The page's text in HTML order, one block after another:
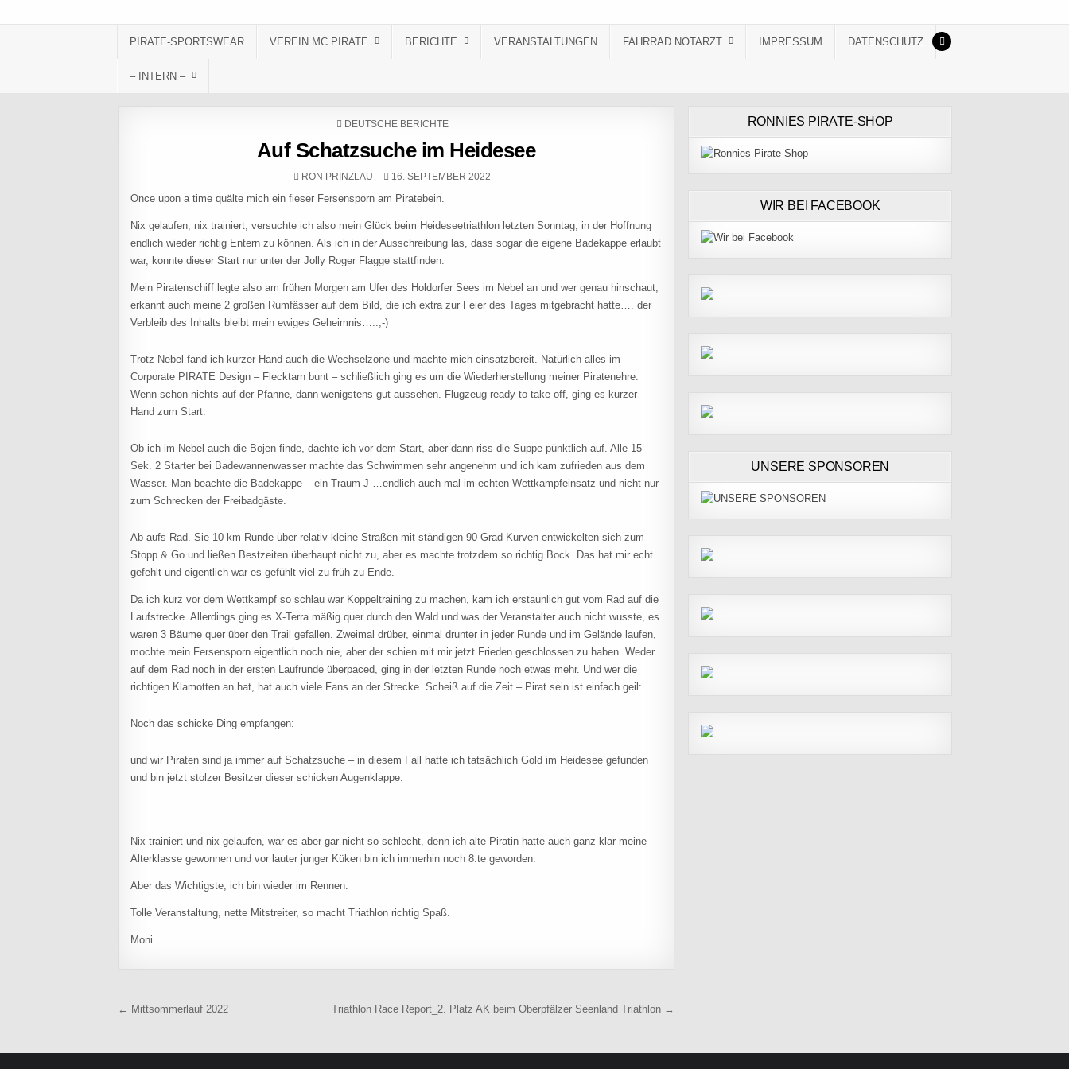
PIRATE-SPORTSWEAR VEREIN MC PIRATE BERICHTE VERANSTALTUNGEN FAHRRAD NOTARZT IMPRESSUM DATENSCHUTZ
– INTERN –
POSTED IN
DEUTSCHE BERICHTE
Auf Schatzsuche im Heidesee
AUTHOR:
RON PRINZLAU PUBLISHED DATE:
16. SEPTEMBER 2022
Once upon a time quälte mich ein fieser Fersensporn am Piratebein.
Nix gelaufen, nix trainiert, versuchte ich also mein Glück beim Heideseetriathlon letzten Sonntag, in der Hoffnung
endlich wieder richtig Entern zu können. Als ich in der Ausschreibung las, dass sogar die eigene Badekappe erlaubt
war, konnte dieser Start nur unter der Jolly Roger Flagge stattfinden.
Mein Piratenschiff legte also am frühen Morgen am Ufer des Holdorfer Sees im Nebel an und wer genau hinschaut,
erkannt auch meine 2 großen Rumfässer auf dem Bild, die ich extra zur Feier des Tages mitgebracht hatte…. der
Verbleib des Inhalts bleibt mein ewiges Geheimnis…..;-)
Trotz Nebel fand ich kurzer Hand auch die Wechselzone und machte mich einsatzbereit. Natürlich alles im
Corporate PIRATE Design – Flecktarn bunt – schließlich ging es um die Wiederherstellung meiner Piratenehre.
Wenn schon nichts auf der Pfanne, dann wenigstens gut aussehen. Flugzeug ready to take off, ging es kurzer
Hand zum Start.
Ob ich im Nebel auch die Bojen finde, dachte ich vor dem Start, aber dann riss die Suppe pünktlich auf. Alle 15
Sek. 2 Starter bei Badewannenwasser machte das Schwimmen sehr angenehm und ich kam zufrieden aus dem
Wasser. Man beachte die Badekappe – ein Traum J …endlich auch mal im echten Wettkampfeinsatz und nicht nur
zum Schrecken der Freibadgäste.
Ab aufs Rad. Sie 10 km Runde über relativ kleine Straßen mit ständigen 90 Grad Kurven entwickelten sich zum
Stopp & Go und ließen Bestzeiten überhaupt nicht zu, aber es machte trotzdem so richtig Bock. Das hat mir echt
gefehlt und eigentlich war es gefühlt viel zu früh zu Ende.
Da ich kurz vor dem Wettkampf so schlau war Koppeltraining zu machen, kam ich erstaunlich gut vom Rad auf die
Laufstrecke. Allerdings ging es X-Terra mäßig quer durch den Wald und was der Veranstalter auch nicht wusste, es
waren 3 Bäume quer über den Trail gefallen. Zweimal drüber, einmal drunter in jeder Runde und im Gelände laufen,
mochte mein Fersensporn eigentlich noch nie, aber der schien mit mir jetzt Frieden geschlossen zu haben. Weder
auf dem Rad noch in der ersten Laufrunde überpaced, ging in der letzten Runde noch etwas mehr. Und wer die
richtigen Klamotten an hat, hat auch viele Fans an der Strecke. Scheiß auf die Zeit – Pirat sein ist einfach geil:
Noch das schicke Ding empfangen:
und wir Piraten sind ja immer auf Schatzsuche – in diesem Fall hatte ich tatsächlich Gold im Heidesee gefunden
und bin jetzt stolzer Besitzer dieser schicken Augenklappe:
Nix trainiert und nix gelaufen, war es aber gar nicht so schlecht, denn ich alte Piratin hatte auch ganz klar meine
Alterklasse gewonnen und vor lauter junger Küken bin ich immerhin noch 8.te geworden.
Aber das Wichtigste, ich bin wieder im Rennen.
Tolle Veranstaltung, nette Mitstreiter, so macht Triathlon richtig Spaß.
Moni
Beitragsnavigation
← Mittsommerlauf 2022 Triathlon Race Report_2. Platz AK beim Oberpfälzer Seenland Triathlon →
RONNIES PIRATE-SHOP
WIR BEI FACEBOOK
UNSERE SPONSOREN